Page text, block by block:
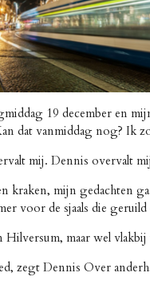
19 december en
dat vanmiddag nog? Ik
mij. Dennis overvalt
kraken, mijn gedachten
voor de sjaals die
maar wel
zegt Dennis Over